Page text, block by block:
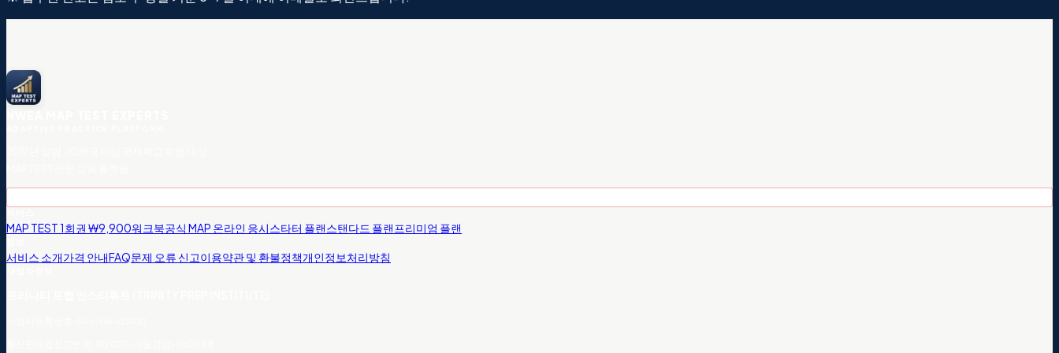
MAP TEST 1회권 ₩9,900워크북공식 MAP 온라인 응시스타터 플랜스탠다드 플랜 프리미엄 플랜
서비스 소개가격 안내FAQ문제 오류 신고이용약관 및 환불정책개인정보처리방침